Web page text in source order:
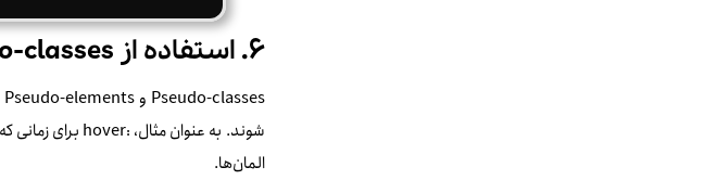
۶. استفاده از Pseudo-classes و Pseudo-elements
المان‌ها.